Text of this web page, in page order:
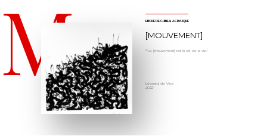
M ENCRE DE CHINE & ACRYLIQUE
[MOUVEMENT]
“"Le [mouvement] est la clé de la vie." -
Léonard de Vinci
2022